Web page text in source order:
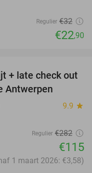
Regulier €32
€22,90
59%
+ late check out
Antwerpen
9.9 star
Regulier €282
€115
1 maart 2026: €3,58)